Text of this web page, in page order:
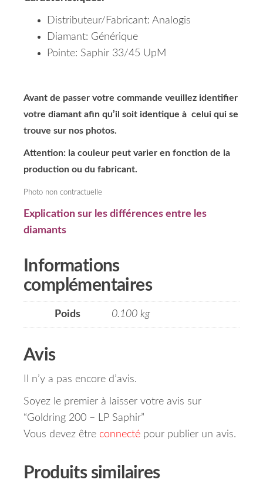
Distributeur/Fabricant: Analogis
Diamant: Générique
Pointe: Saphir 33/45 UpM
Avant de passer votre commande veuillez identifier
votre diamant afin qu’il soit identique à celui qui se
trouve sur nos photos.
Attention: la couleur peut varier en fonction de la
production ou du fabricant.
Photo non contractuelle
Explication sur les différences entre les
diamants
Informations
complémentaires
Poids 0.100 kg
Avis
Il n’y a pas encore d’avis.
Soyez le premier à laisser votre avis sur
“Goldring 200 – LP Saphir”
Vous devez être connecté pour publier un avis.
Produits similaires